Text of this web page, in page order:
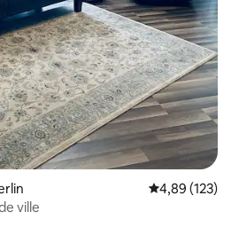
Évaluation
4,89 (123)
ville